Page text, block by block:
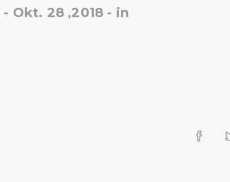
- Okt. 28 ,2018 - in